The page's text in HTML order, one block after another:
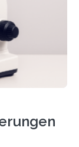
Geehrt
oder eine
zum Thema